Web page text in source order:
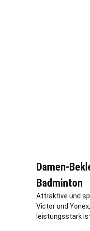
Damen-
Badminton
Attraktive und
Victor und
leistungsstark